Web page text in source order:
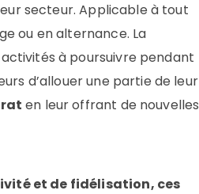
secteur. Applicable à tout
ou en alternance. La
à poursuivre pendant
d’allouer une partie de leur
en leur offrant de nouvelles
et de fidélisation, ces